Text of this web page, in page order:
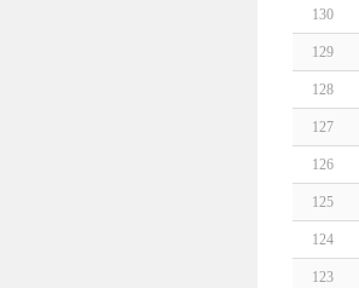
130
129
128
127
126
125
124
123